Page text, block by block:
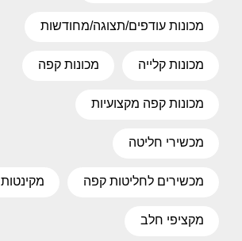
מכונות עודפים/תצוגה/מחודשות
מכונות קלייה מכונות קפה
מכונות קפה מקצועיות
מכשירי חליטה
מכשירים לחליטות קפה מקינטות
מקציפי חלב